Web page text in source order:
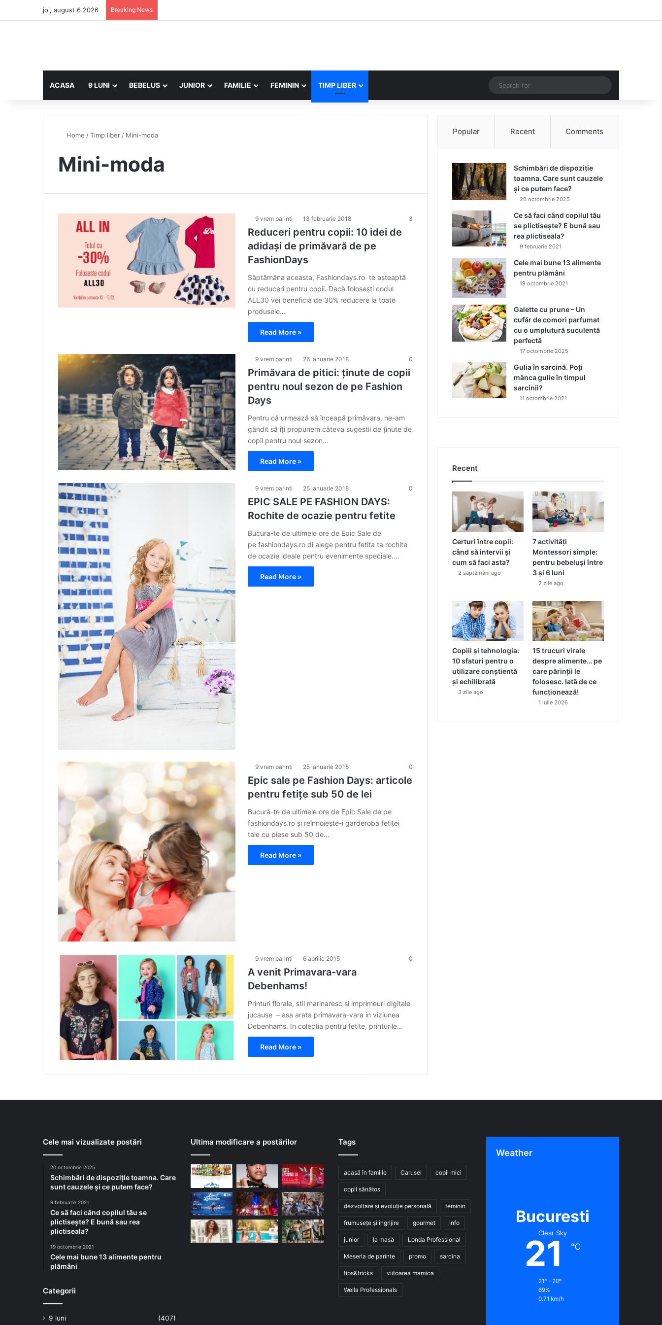
joi, august 6 2026 Breaking News
ACASA 9 LUNI BEBELUS JUNIOR FAMILIE FEMININ TIMP LIBER Random Article
for
Home /Timp liber / Mini-moda
Mini-moda
9 vrem parinti 13 februarie 2018 3
Reduceri pentru copii: 10 idei de
adidași de primăvară de pe
FashionDays
Săptămâna aceasta, Fashiondays.ro te așteaptă
cu reduceri pentru copii. Dacă folosești codul
ALL30 vei beneficia de 30% reducere la toate
produsele…
Read More »
9 vrem parinti 26 ianuarie 2018 0
Primăvara de pitici: ținute de copii
pentru noul sezon de pe Fashion
Days
Pentru că urmează să înceapă primăvara, ne-am
gândit să îți propunem câteva sugestii de ținute de
copii pentru noul sezon…
Read More »
9 vrem parinti 25 ianuarie 2018 0
EPIC SALE PE FASHION DAYS:
Rochite de ocazie pentru fetite
Bucura-te de ultimele ore de Epic Sale de
pe fashiondays.ro di alege pentru fetita ta rochite
de ocazie ideale pentru evenimente speciale.…
Read More »
9 vrem parinti 25 ianuarie 2018 0
Epic sale pe Fashion Days: articole
pentru fetițe sub 50 de lei
Bucură-te de ultimele ore de Epic Sale de pe
fashiondays.ro și reînnoiește-i garderoba fetiței
tale cu piese sub 50 de…
Read More »
9 vrem parinti 6 aprilie 2015 0
A venit Primavara-vara
Debenhams!
Printuri florale, stil marinaresc si imprimeuri digitale
jucause – asa arata primavara-vara in viziunea
Debenhams. In colectia pentru fetite, printurile…
Read More »
Popular Recent Comments
Schimbări de dispoziție
toamna. Care sunt cauzele
și ce putem face?
20 octombrie 2025
Ce să faci când copilul tău
se plictisește? E bună sau
rea plictiseala?
9 februarie 2021
Cele mai bune 13 alimente
pentru plămâni
19 octombrie 2021
Galette cu prune – Un
cufăr de comori parfumat
cu o umplutură suculentă
perfectă
17 octombrie 2025
Gulia în sarcină. Poți
mânca gulie în timpul
sarcinii?
11 octombrie 2021
Recent
Certuri între copii:
când să intervii și
cum să faci asta?
2 săptămâni ago
7 activități
Montessori simple:
pentru bebeluși între
3 și 6 luni
2 zile ago
Copiii și tehnologia:
10 sfaturi pentru o
utilizare conștientă
și echilibrată
3 zile ago
15 trucuri virale
despre alimente… pe
care părinții le
folosesc. Iată de ce
funcționează!
1 iulie 2026
Cele mai vizualizate postări
20 octombrie 2025
Schimbări de dispoziție toamna. Care
sunt cauzele și ce putem face?
9 februarie 2021
Ce să faci când copilul tău se
plictisește? E bună sau rea
plictiseala?
19 octombrie 2021
Cele mai bune 13 alimente pentru
plămâni
Categorii
9 luni (407)
Ultima modificare a postărilor Tags
acasă în familie Carusel copii mici
copil sănătos
dezvoltare și evoluție personală feminin
frumusețe și îngrijire gourmet info
junior la masă Londa Professional
Meseria de parinte promo sarcina
tips&tricks viitoarea mamica
Wella Professionals
Weather
Bucuresti
Clear Sky
21 ℃
21º - 20º
69%
0.71 km/h